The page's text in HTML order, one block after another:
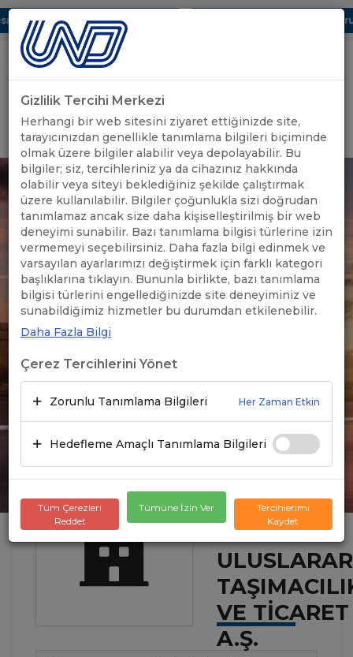
Dijital UBAK Bölümü Hakkında UND, Yunanistan Vize
Uluslararası Nakliyeciler Derneği
GİRİŞ YAP
TRANSER
VE TICARET
A.Ş.
Gizlilik Tercihi Merkezi
Herhangi bir web sitesini ziyaret ettiğinizde site,
tarayıcınızdan genellikle tanımlama bilgileri biçiminde
olmak üzere bilgiler alabilir veya depolayabilir. Bu
bilgiler; siz, tercihleriniz ya da cihazınız hakkında
olabilir veya siteyi beklediğiniz şekilde çalıştırmak
üzere kullanılabilir. Bilgiler çoğunlukla sizi doğrudan
tanımlamaz ancak size daha kişiselleştirilmiş bir web
deneyimi sunabilir. Bazı tanımlama bilgisi türlerine izin
vermemeyi seçebilirsiniz. Daha fazla bilgi edinmek ve
varsayılan ayarlarımızı değiştirmek için farklı kategori
başlıklarına tıklayın. Bununla birlikte, bazı tanımlama
bilgisi türlerini engellediğinizde site deneyiminiz ve
sunabildiğimiz hizmetler bu durumdan etkilenebilir.
Daha Fazla Bilgi
Çerez Tercihlerini Yönet
Zorunlu Tanımlama Bilgileri Her Zaman Etkin
Hedefleme Amaçlı Tanımlama Bilgileri
Tüm Çerezleri
Reddet
Tümüne İzin Ver
Tercihlerimi
Kaydet